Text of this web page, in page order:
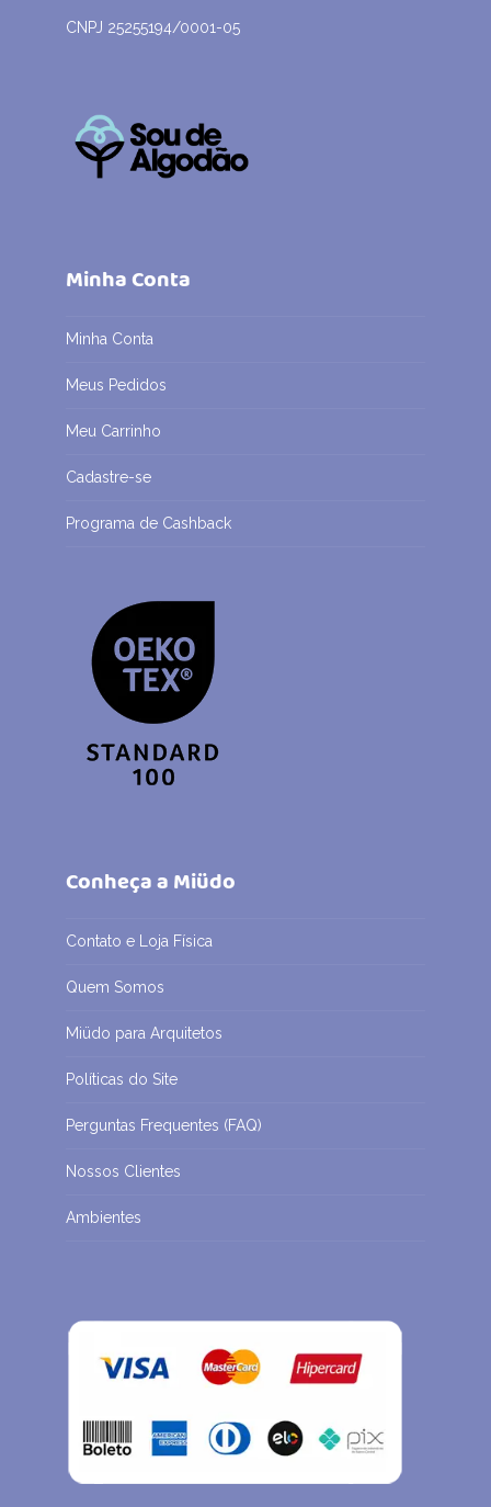
CNPJ 25255194/0001-05
Minha Conta
Minha Conta
Meus Pedidos
Meu Carrinho
Cadastre-se
Programa de Cashback
Conheça a Miüdo
Contato e Loja Física
Quem Somos
Miüdo para Arquitetos
Políticas do Site
Perguntas Frequentes (FAQ)
Nossos Clientes
Ambientes